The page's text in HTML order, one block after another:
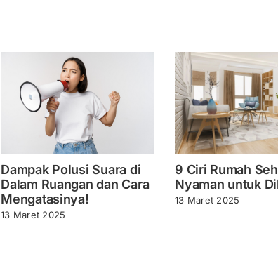
Dampak Polusi Suara di
Dalam Ruangan dan Cara
Mengatasinya!
13 Maret 2025
9 Ciri Rumah
Nyaman untuk
13 Maret 2025